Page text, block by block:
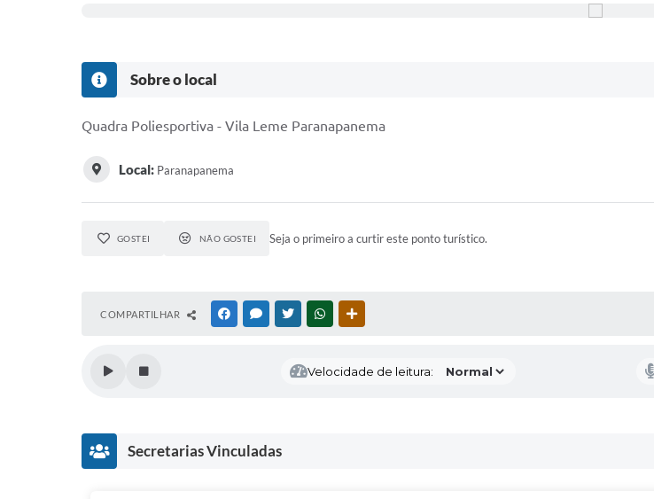
Sobre o local
Quadra Poliesportiva - Vila Leme Paranapanema
Local: Paranapanema
GOSTEI NÃO GOSTEI Seja o primeiro a curtir este ponto turístico.
COMPARTILHAR FACEBOOKMESSENGER
TWITTERWHATSAPP
Velocidade de leitura:
Secretarias Vinculadas